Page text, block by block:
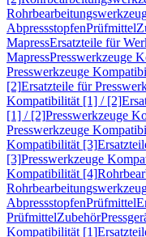
AbpressstopfenPrüfmittel
MapressErsatzteile für
MapressPresswerkzeuge
Presswerkzeuge
[2]Ersatzteile für
Kompatibilität [1] / [2]
[1] / [2]Presswerkzeuge
Presswerkzeuge
Kompatibilität [3]
[3]Presswerkzeuge
Kompatibilität [4]
AbpressstopfenPrüfmittel
PrüfmittelZubehör
Kompatibilität [1]